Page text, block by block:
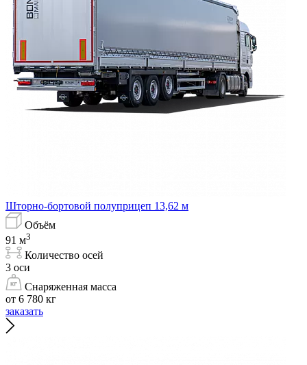
Шторно-бортовой полуприцеп 13,62 м
Объём
91 м3
Количество осей
3 оси
Снаряженная масса
от 6 780 кг
заказать